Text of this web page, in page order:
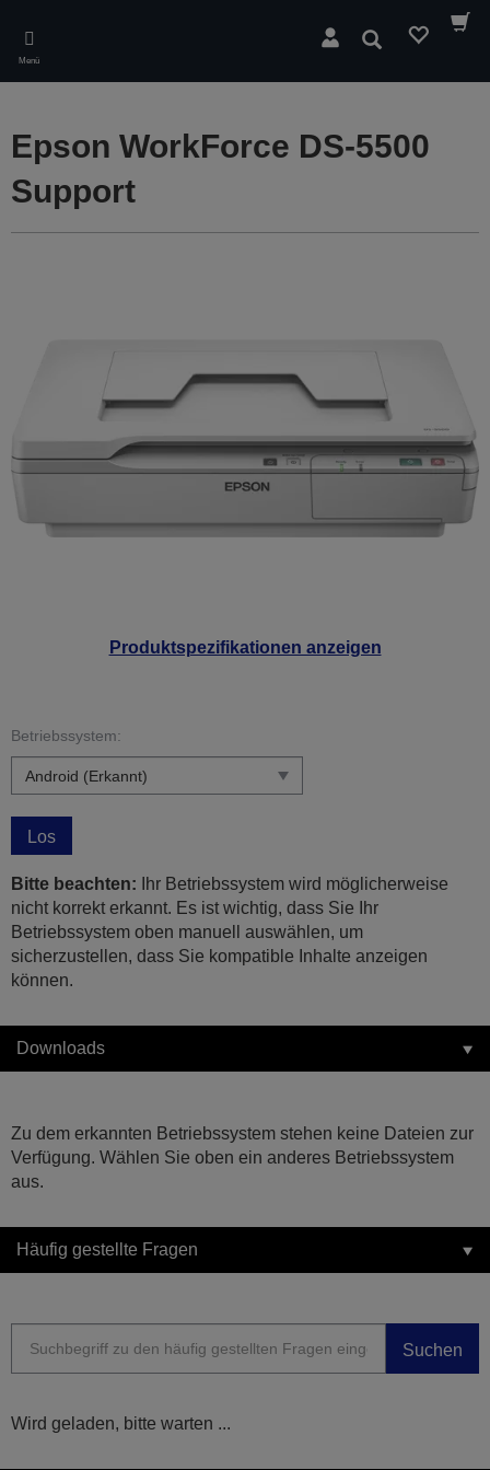
main
content
Menü
Suchen
Produktspezifikationen anzeigen
Epson WorkForce DS-5500
Support
Betriebssystem:
Los
Bitte beachten: Ihr Betriebssystem wird möglicherweise
nicht korrekt erkannt. Es ist wichtig, dass Sie Ihr
Betriebssystem oben manuell auswählen, um
sicherzustellen, dass Sie kompatible Inhalte anzeigen
können.
Downloads
Zu dem erkannten Betriebssystem stehen keine Dateien zur
Verfügung. Wählen Sie oben ein anderes Betriebssystem
aus.
Häufig gestellte Fragen
Suchen
Wird geladen, bitte warten ...